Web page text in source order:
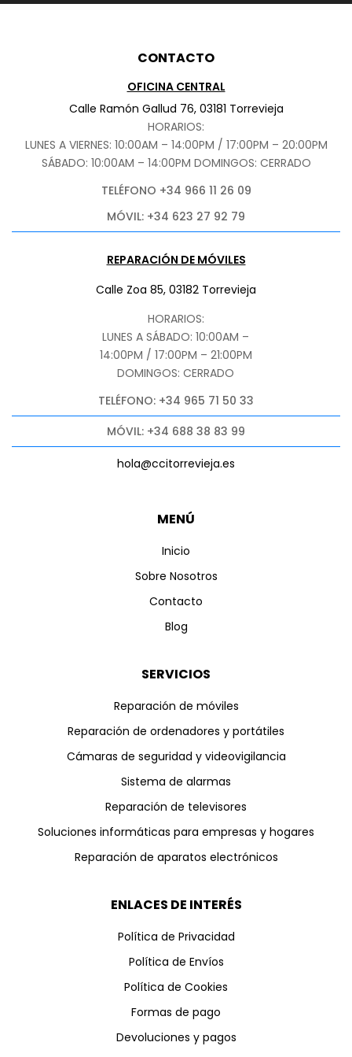
MENÚ
Inicio
Sobre Nosotros
Contacto
Blog
SERVICIOS
Reparación de móviles
Reparación de ordenadores y portátiles
Cámaras de seguridad y videovigilancia
Sistema de alarmas
Reparación de televisores
Soluciones informáticas para empresas y hogares
Reparación de aparatos electrónicos
ENLACES DE INTERÉS
Política de Privacidad
Política de Envíos
Política de Cookies
Formas de pago
Devoluciones y pagos
CONTACTO
OFICINA CENTRAL
Calle Ramón Gallud 76, 03181 Torrevieja
HORARIOS:
LUNES A VIERNES: 10:00AM – 14:00PM / 17:00PM – 20:00PM
SÁBADO: 10:00AM – 14:00PM DOMINGOS: CERRADO
TELÉFONO +34 966 11 26 09
MÓVIL: +34 623 27 92 79
REPARACIÓN DE MÓVILES
Calle Zoa 85, 03182 Torrevieja
HORARIOS:
LUNES A SÁBADO: 10:00AM –
14:00PM / 17:00PM – 21:00PM
DOMINGOS: CERRADO
TELÉFONO: +34 965 71 50 33
MÓVIL: +34 688 38 83 99
hola@ccitorrevieja.es